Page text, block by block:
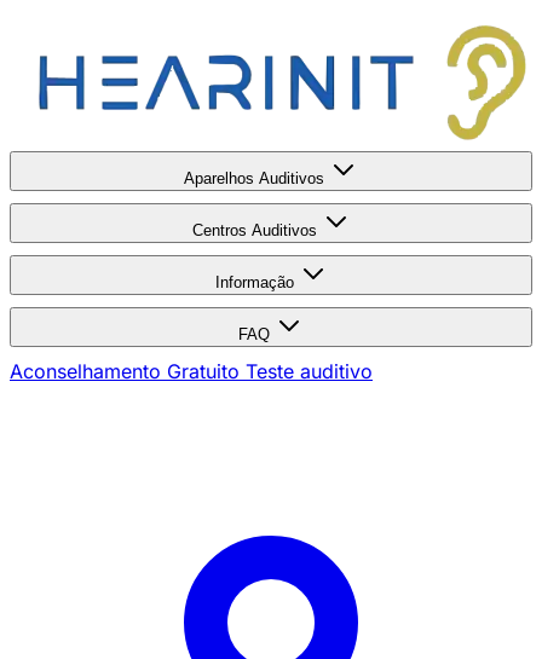
Aparelhos Auditivos
Centros Auditivos
Informação
FAQ
Aconselhamento Gratuito Teste auditivo